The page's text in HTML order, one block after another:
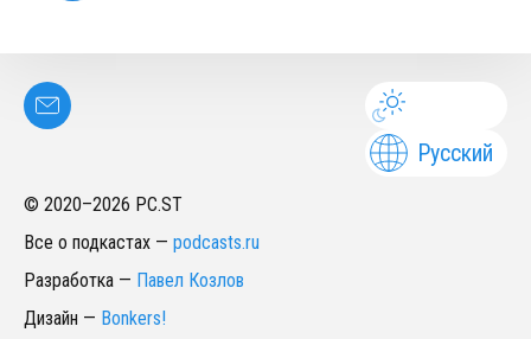
Русский
© 2020–2026 PC.ST
Все о подкастах — podcasts.ru
Разработка — Павел Козлов
Дизайн — Bonkers!